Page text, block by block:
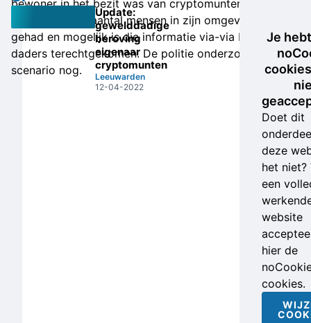
Update:
gewelddadige
beroving
eigenaar
cryptomunten
Leeuwarden
12-04-2022
bewoner in het bezit was van cryptomunten. Hij heeft
het er met een aantal mensen in zijn omgeving over
gehad en mogelijk is die informatie via-via bij de
daders terechtgekomen. De politie onderzoekt dit
scenario nog.
Je
Doet dit
deze
het niet?
een
website
hier de
cookies.